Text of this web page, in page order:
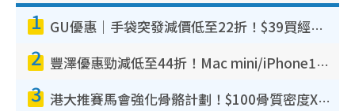
1 GU優惠｜手袋突發減價低至22折！$39買經典波士頓包/餃子袋！飾物同步減價$29起！
2 豐澤優惠勁減低至44折！Mac mini/iPhone17Pro大減價！廚房家電$220起
3 港大推賽馬會強化骨骼計劃！$100骨質密度X光檢查 完成免費運動訓練送超市禮券！附參加資格